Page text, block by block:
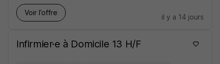
Voir l’offre
il y a 14 jours
Infirmier·e à Domicile 13 H/F